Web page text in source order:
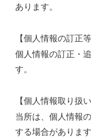
あります。
【個人情報の訂正等
個人情報の訂正・
す。
【個人情報取り扱
当所は、個人情報
する場合があります